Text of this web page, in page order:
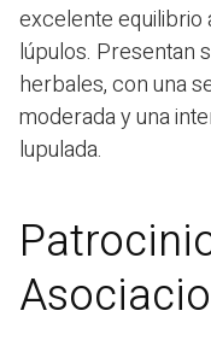
excelente equilibrio
lúpulos. Presentan
herbales, con una
moderada y una
lupulada.